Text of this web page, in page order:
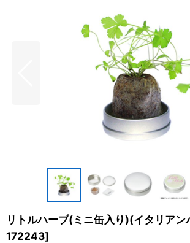
リトルハーブ(ミニ缶入り)(イタリアン
172243]